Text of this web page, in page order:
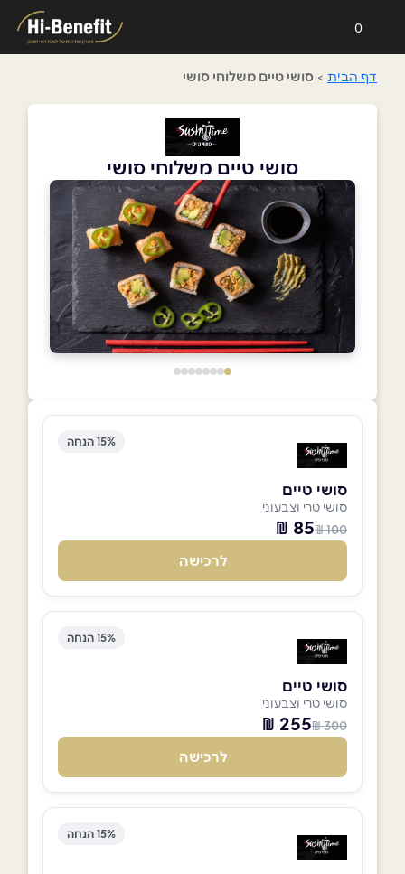
0
דף הבית > סושי טיים משלוחי סושי
סושי טיים משלוחי סושי
15% הנחה
סושי טיים
סושי טרי וצבעוני
100 ₪
85 ₪
לרכישה
15% הנחה
סושי טיים
סושי טרי וצבעוני
300 ₪
255 ₪
לרכישה
15% הנחה